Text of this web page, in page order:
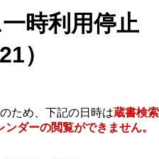
時利用停止
）
ため、下記の日時は蔵書検索
ダーの閲覧ができません。